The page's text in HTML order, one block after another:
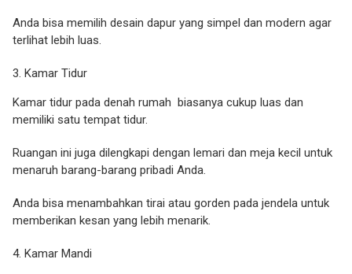
Anda bisa memilih desain dapur yang simpel dan modern agar
terlihat lebih luas.
Kamar Tidur
Kamar tidur pada denah rumah biasanya cukup luas dan
memiliki satu tempat tidur.
Ruangan ini juga dilengkapi dengan lemari dan meja kecil untuk
menaruh barang-barang pribadi Anda.
Anda bisa menambahkan tirai atau gorden pada jendela untuk
memberikan kesan yang lebih menarik.
Kamar Mandi